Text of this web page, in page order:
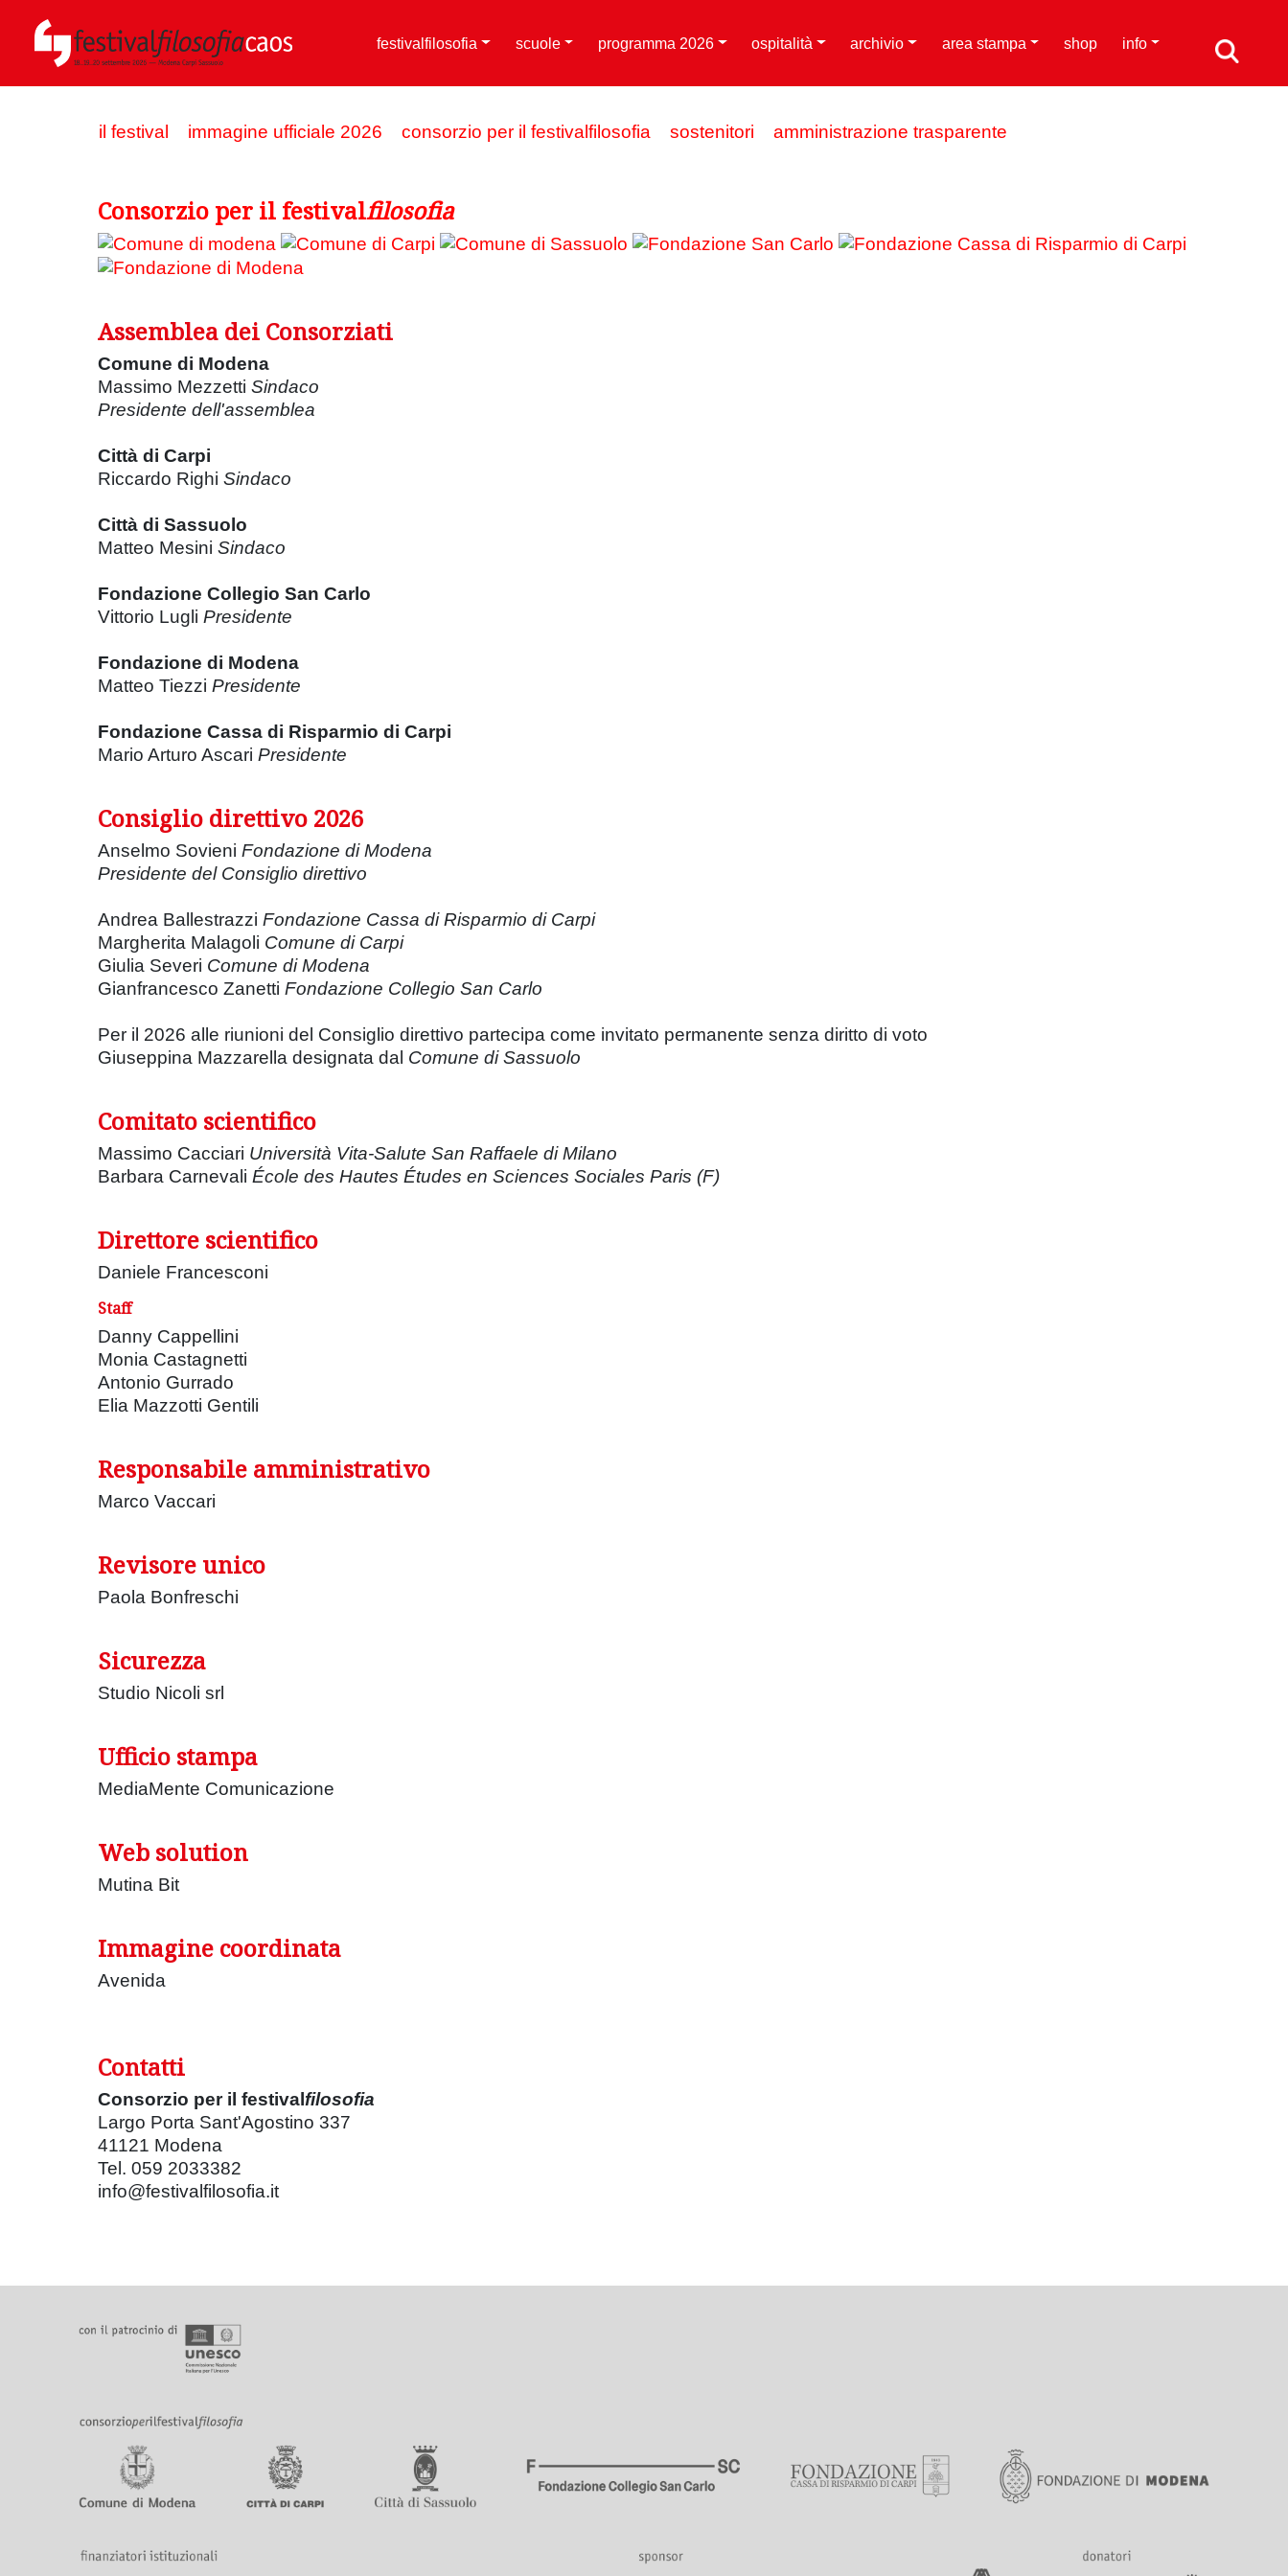
festivalfilosofia scuole programma 2026 ospitalità archivio area stampa shop info
il festival immagine ufficiale 2026 consorzio per il festivalfilosofia sostenitori amministrazione trasparente
Consorzio per il festivalfilosofia
Assemblea dei Consorziati
Comune di Modena
Massimo Mezzetti Sindaco
Presidente dell'assemblea
Città di Carpi
Riccardo Righi Sindaco
Città di Sassuolo
Matteo Mesini Sindaco
Fondazione Collegio San Carlo
Vittorio Lugli Presidente
Fondazione di Modena
Matteo Tiezzi Presidente
Fondazione Cassa di Risparmio di Carpi
Mario Arturo Ascari Presidente
Consiglio direttivo 2026
Anselmo Sovieni Fondazione di Modena
Presidente del Consiglio direttivo
Andrea Ballestrazzi Fondazione Cassa di Risparmio di Carpi
Margherita Malagoli Comune di Carpi
Giulia Severi Comune di Modena
Gianfrancesco Zanetti Fondazione Collegio San Carlo
Per il 2026 alle riunioni del Consiglio direttivo partecipa come invitato permanente senza diritto di voto
Giuseppina Mazzarella designata dal Comune di Sassuolo
Comitato scientifico
Massimo Cacciari Università Vita-Salute San Raffaele di Milano
Barbara Carnevali École des Hautes Études en Sciences Sociales Paris (F)
Direttore scientifico
Daniele Francesconi
Staff
Danny Cappellini
Monia Castagnetti
Antonio Gurrado
Elia Mazzotti Gentili
Responsabile amministrativo
Marco Vaccari
Revisore unico
Paola Bonfreschi
Sicurezza
Studio Nicoli srl
Ufficio stampa
MediaMente Comunicazione
Web solution
Mutina Bit
Immagine coordinata
Avenida
Contatti
Consorzio per il festivalfilosofia
Largo Porta Sant'Agostino 337
41121 Modena
Tel. 059 2033382
info@festivalfilosofia.it